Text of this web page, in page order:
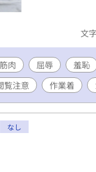
文
筋肉 屈辱 羞恥
覧注意
作業着
なし